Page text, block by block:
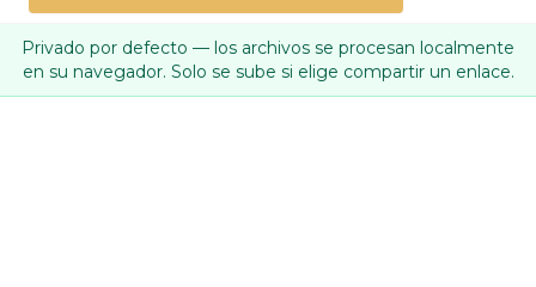
Privado por defecto — los archivos se procesan localmente
en su navegador. Solo se sube si elige compartir un enlace.